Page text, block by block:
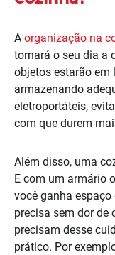
A organização na
tornará o seu dia a
objetos estarão em
armazenando
eletroportáteis,
com que durem
Além disso, uma
E com um armário
você ganha
precisa sem dor de
precisam desse
prático. Por